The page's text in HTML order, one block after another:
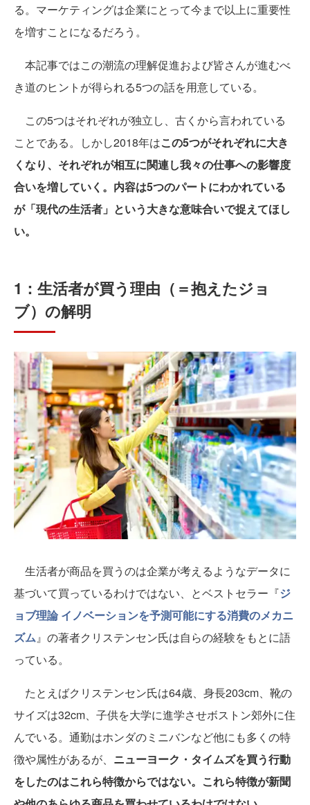
る。マーケティングは企業にとって今まで以上に重要性
を増すことになるだろう。
本記事ではこの潮流の理解促進および皆さんが進むべ
き道のヒントが得られる5つの話を用意している。
この5つはそれぞれが独立し、古くから言われている
ことである。しかし2018年はこの5つがそれぞれに大き
くなり、それぞれが相互に関連し我々の仕事への影響度
合いを増していく。内容は5つのパートにわかれている
が「現代の生活者」という大きな意味合いで捉えてほし
い。
1：生活者が買う理由（＝抱えたジョ
ブ）の解明
生活者が商品を買うのは企業が考えるようなデータに
基づいて買っているわけではない、とベストセラー『ジ
ョブ理論 イノベーションを予測可能にする消費のメカニ
ズム』の著者クリステンセン氏は自らの経験をもとに語
っている。
たとえばクリステンセン氏は64歳、身長203cm、靴の
サイズは32cm、子供を大学に進学させボストン郊外に住
んでいる。通勤はホンダのミニバンなど他にも多くの特
徴や属性があるが、 ニューヨーク・タイムズを買う行動
をしたのはこれら特徴からではない。これら特徴が新聞